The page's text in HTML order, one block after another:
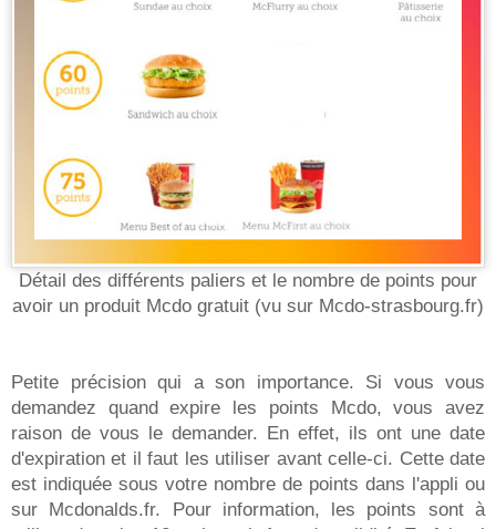
Détail des différents paliers et le nombre de points pour
avoir un produit Mcdo gratuit (vu sur Mcdo-strasbourg.fr)
Petite précision qui a son importance. Si vous vous
demandez quand expire les points Mcdo, vous avez
raison de vous le demander. En effet, ils ont une date
d'expiration et il faut les utiliser avant celle-ci. Cette date
est indiquée sous votre nombre de points dans l'appli ou
sur Mcdonalds.fr. Pour information, les points sont à